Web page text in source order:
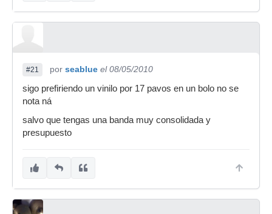
#21 por seablue el 08/05/2010
sigo prefiriendo un vinilo por 17 pavos en un bolo no se
nota ná
salvo que tengas una banda muy consolidada y
presupuesto